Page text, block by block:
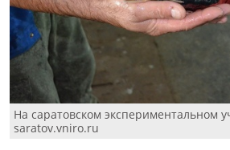
На саратовском экспериментальном
saratov.vniro.ru